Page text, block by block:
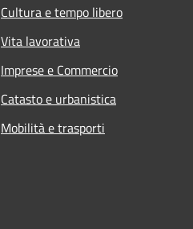
Cultura e tempo libero
Vita lavorativa
Imprese e Commercio
Catasto e urbanistica
Mobilità e trasporti